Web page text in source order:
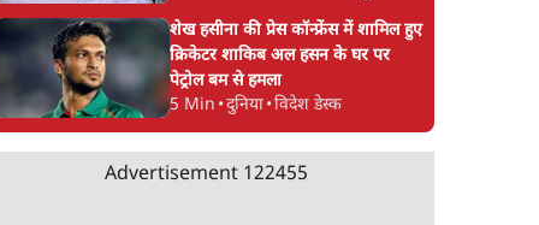
शेख हसीना की प्रेस कॉन्फ्रेंस में शामिल हुए
क्रिकेटर शाकिब अल हसन के घर पर
पेट्रोल बम से हमला
5 Min •दुनिया•विदेश डेस्क
Advertisement 122455